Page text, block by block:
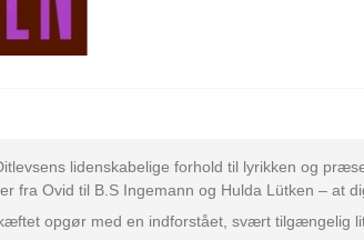
lidenskabelige forhold til lyrikken og
fra Ovid til B.S Ingemann og Hulda Lütken – at
opgør med en indforstået, svært tilgængelig